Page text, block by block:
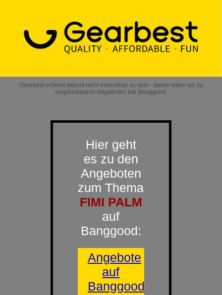
Gearbest scheint aktuell nicht erreichbar zu sein - daher leiten wir zu
vergleichbaren Angeboten bei Banggood.
Hier geht
es zu den
Angeboten
zum Thema
FIMI PALM
auf
Banggood:
Angebote
auf
Banggood